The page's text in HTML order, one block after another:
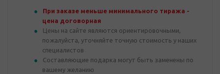
При заказе меньше минимального тиража -
цена договорная
Цены на сайте являются ориентировочными,
пожалуйста, уточняйте точную стоимость у наших
специалистов
Составляющие подарка могут быть заменены по
вашему желанию